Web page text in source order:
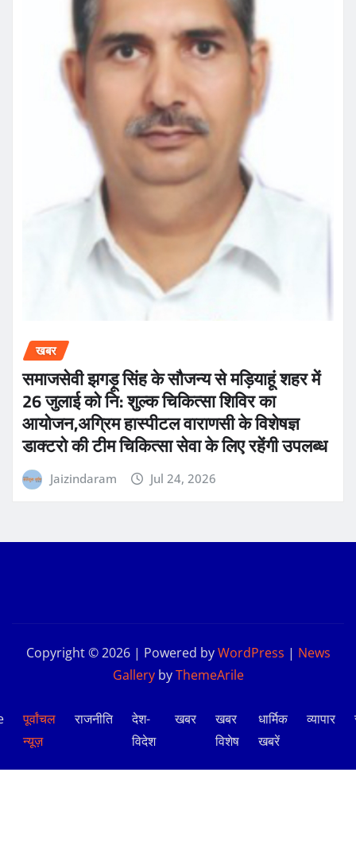
खबर
समाजसेवी झगड़ू सिंह के सौजन्य से मड़ियाहूं शहर में
26 जुलाई को नि: शुल्क चिकित्सा शिविर का
आयोजन,अग्रिम हास्पीटल वाराणसी के विशेषज्ञ
डाक्टरो की टीम चिकित्सा सेवा के लिए रहेंगी उपलब्ध
Jaizindaram Jul 24, 2026
Copyright © 2026 | Powered byWordPress | News
GallerybyThemeArile
पूर्वांचल
न्यूज़
राजनीति
देश-
विदेश
खबर
खबर
विशेष
धार्मिक
खबरें
व्यापार